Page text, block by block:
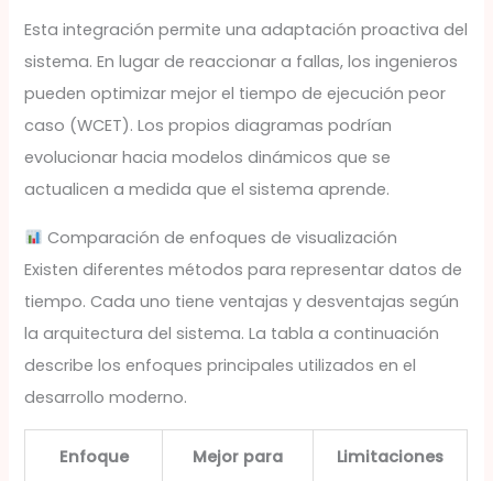
Esta integración permite una adaptación proactiva del
sistema. En lugar de reaccionar a fallas, los ingenieros
pueden optimizar mejor el tiempo de ejecución peor
caso (WCET). Los propios diagramas podrían
evolucionar hacia modelos dinámicos que se
actualicen a medida que el sistema aprende.
Comparación de enfoques de visualización
Existen diferentes métodos para representar datos de
tiempo. Cada uno tiene ventajas y desventajas según
la arquitectura del sistema. La tabla a continuación
describe los enfoques principales utilizados en el
desarrollo moderno.
Enfoque Mejor para Limitaciones